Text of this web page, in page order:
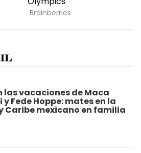
las vacaciones de Maca
y Fede Hoppe: mates en la
Caribe mexicano en familia